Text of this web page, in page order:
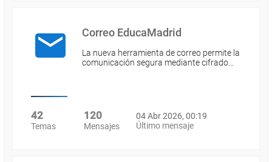
Correo EducaMadrid
La nueva herramienta de correo permite la
comunicación segura mediante cifrado…
42
Temas
120
Mensajes
04 Abr 2026, 00:19
Último mensaje